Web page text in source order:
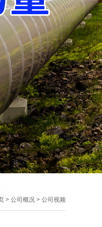
> 公司概况 > 公司视频